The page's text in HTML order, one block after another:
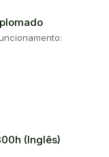
(Inglês)